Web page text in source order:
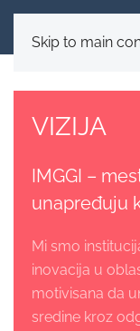
Skip to main
VIZIJA
IMGGI –
unapređuju
Mi smo
inovacija u
motivisana da
sredine kroz